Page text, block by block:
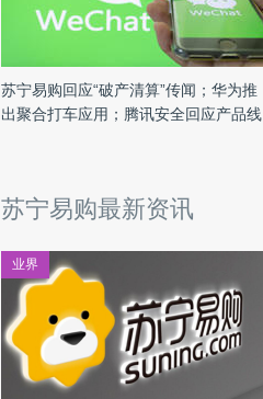
苏宁易购回应“破产清算”传闻；华为推
出聚合打车应用；腾讯安全回应产品线
苏宁易购最新资讯
业界